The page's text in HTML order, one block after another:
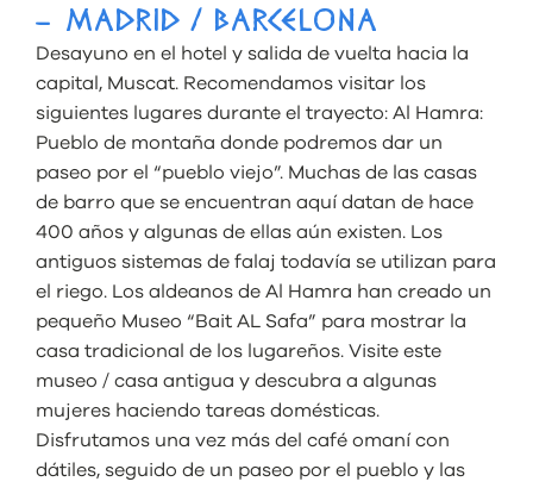
– MADRID / BARCELONA
Desayuno en el hotel y salida de vuelta hacia la
capital, Muscat. Recomendamos visitar los
siguientes lugares durante el trayecto: Al Hamra:
Pueblo de montaña donde podremos dar un
paseo por el “pueblo viejo”. Muchas de las casas
de barro que se encuentran aquí datan de hace
400 años y algunas de ellas aún existen. Los
antiguos sistemas de falaj todavía se utilizan para
el riego. Los aldeanos de Al Hamra han creado un
pequeño Museo “Bait AL Safa” para mostrar la
casa tradicional de los lugareños. Visite este
museo / casa antigua y descubra a algunas
mujeres haciendo tareas domésticas.
Disfrutamos una vez más del café omaní con
dátiles, seguido de un paseo por el pueblo y las